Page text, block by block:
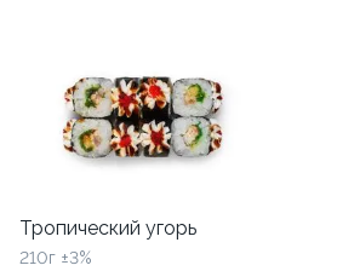
Тропический угорь
210г ±3%